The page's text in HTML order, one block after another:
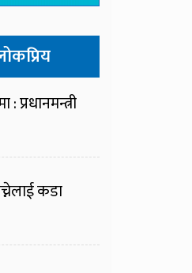
: प्रधानमन्त्री
कडा